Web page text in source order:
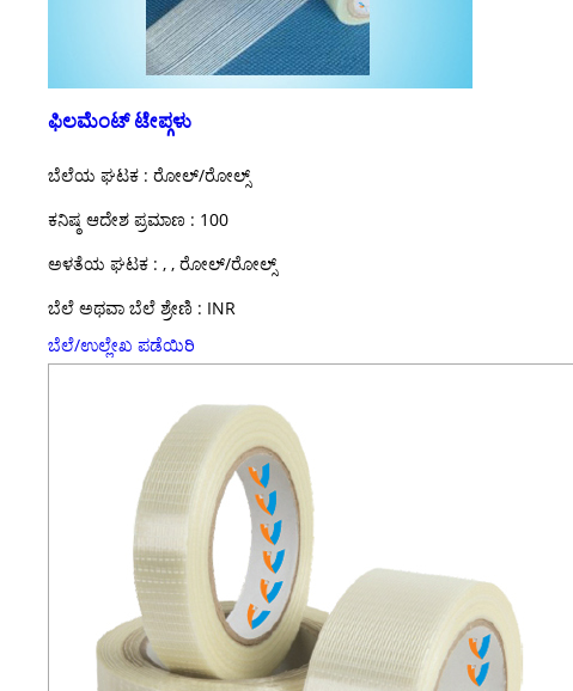
ಫಿಲಮೆಂಟ್ ಟೇಪ್ಗಳು
ಬೆಲೆಯ ಘಟಕ : ರೋಲ್/ರೋಲ್ಸ್
ಕನಿಷ್ಠ ಆದೇಶ ಪ್ರಮಾಣ : 100
ಅಳತೆಯ ಘಟಕ : , , ರೋಲ್/ರೋಲ್ಸ್
ಬೆಲೆ ಅಥವಾ ಬೆಲೆ ಶ್ರೇಣಿ : INR
ಬೆಲೆ/ಉಲ್ಲೇಖ ಪಡೆಯಿರಿ